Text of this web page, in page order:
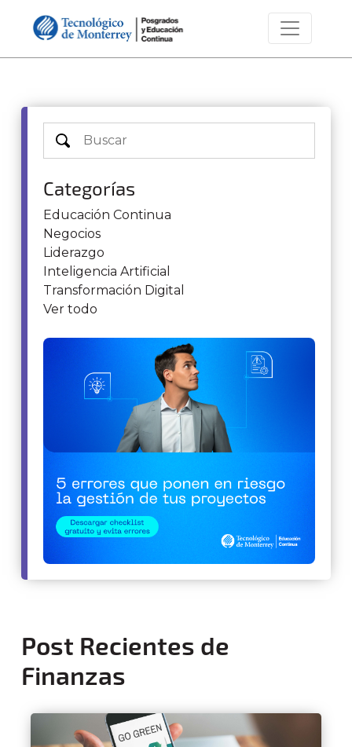
Categorías
Educación Continua
Negocios
Liderazgo
Inteligencia Artificial
Transformación Digital
Ver todo
Post Recientes de
Finanzas